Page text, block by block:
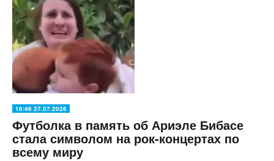
16:46 27.07.2026
Футболка в память об Ариэле Бибасе
стала символом на рок-концертах по
всему миру